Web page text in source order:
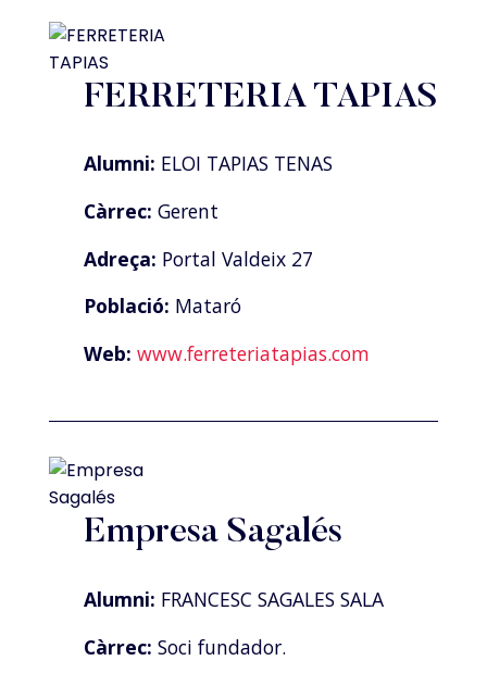
FERRETERIA TAPIAS
Alumni: ELOI TAPIAS TENAS
Càrrec: Gerent
Adreça: Portal Valdeix 27
Població: Mataró
Web: www.ferreteriatapias.com
Empresa Sagalés
Alumni: FRANCESC SAGALES SALA
Càrrec: Soci fundador.